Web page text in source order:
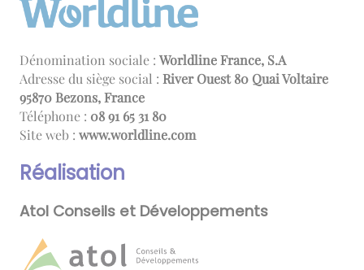
Dénomination sociale : Worldline France, S.A
Adresse du siège social : River Ouest 80 Quai Voltaire
95870 Bezons, France
Téléphone : 08 13 56 19 80
Site web : www.worldline.com
Réalisation
Atol Conseils et Développements